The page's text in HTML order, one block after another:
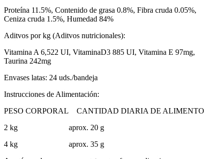
Proteína 11.5%, Contenido de grasa 0.8%, Fibra cruda 0.05%,
Ceniza cruda 1.5%, Humedad 84%
Aditvos por kg (Aditvos nutricionales):
Vitamina A 6,522 UI, VitaminaD3 885 UI, Vitamina E 97mg,
Taurina 242mg
Envases latas: 24 uds./bandeja
Instrucciones de Alimentación:
PESO CORPORAL CANTIDAD DIARIA DE ALIMENTO
2 kg aprox. 20 g
4 kg aprox. 35 g